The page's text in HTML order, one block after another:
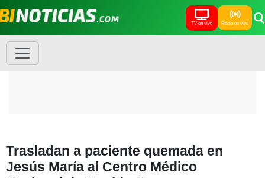
TV en vivo Radio en vivo
Trasladan a paciente quemada en
Jesús María al Centro Médico